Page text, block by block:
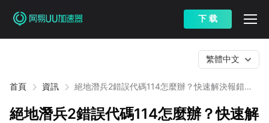
下 载
首頁 資訊
絕地潛兵2錯誤代碼114怎麼辦？快速解決報錯教
繁體中文
絕地潛兵2錯誤代碼114怎麼辦？快速解